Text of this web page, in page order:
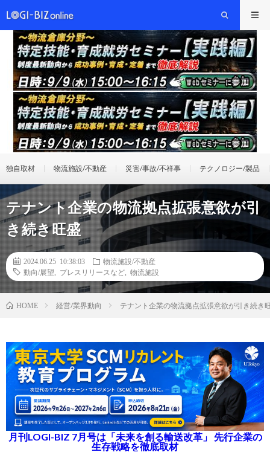
独自取材 物流施設/不動産 災害/事故/不祥事 テクノロジー/製品
テナント企業の物流拠点拡張意欲が引
き続き旺盛
2024.06.25 10:38:03
物流施設/不動産
動向/展望
プレスリリースなど 物流施設
HOME 経営/業界動向 テナント企業の物流拠点拡張意欲が引き続き
月刊LOGI-BIZ 7月号は「未来を創る輸送改革」 先行企業の
生存戦略を徹底取材